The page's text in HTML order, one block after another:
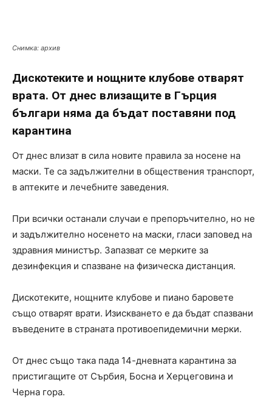
Снимка: архив
Дискотеките и нощните клубове отварят
врата. От днес влизащите в Гърция
българи няма да бъдат поставяни под
карантина
От днес влизат в сила новите правила за носене на
маски. Те са задължителни в обществения транспорт,
в аптеките и лечебните заведения.
При всички останали случаи е препоръчително, но не
и задължително носенето на маски, гласи заповед на
здравния министър. Запазват се мерките за
дезинфекция и спазване на физическа дистанция.
Дискотеките, нощните клубове и пиано баровете
също отварят врати. Изискването е да бъдат спазвани
въведените в страната противоепидемични мерки.
От днес също така пада 14-дневната карантина за
пристигащите от Сърбия, Босна и Херцеговина и
Черна гора.